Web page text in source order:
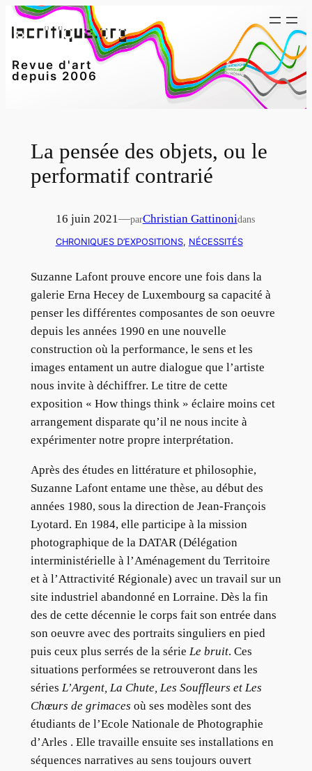
Aller
au
Revue d'art
depuis 2006
La pensée des objets, ou le
performatif contrarié
16 juin 2021—parChristian Gattinonidans
CHRONIQUES D’EXPOSITIONS, NÉCESSITÉS
Suzanne Lafont prouve encore une fois dans la
galerie Erna Hecey de Luxembourg sa capacité à
penser les différentes composantes de son oeuvre
depuis les années 1990 en une nouvelle
construction où la performance, le sens et les
images entament un autre dialogue que l’artiste
nous invite à déchiffrer. Le titre de cette
exposition « How things think » éclaire moins cet
arrangement disparate qu’il ne nous incite à
expérimenter notre propre interprétation.
Après des études en littérature et philosophie,
Suzanne Lafont entame une thèse, au début des
années 1980, sous la direction de Jean-François
Lyotard. En 1984, elle participe à la mission
photographique de la DATAR (Délégation
interministérielle à l’Aménagement du Territoire
et à l’Attractivité Régionale) avec un travail sur un
site industriel abandonné en Lorraine. Dès la fin
des de cette décennie le corps fait son entrée dans
son oeuvre avec des portraits singuliers en pied
puis ceux plus serrés de la série Le bruit. Ces
situations performées se retrouveront dans les
séries L’Argent, La Chute, Les Souffleurs et Les
Chœurs de grimaces où ses modèles sont des
étudiants de l’Ecole Nationale de Photographie
d’Arles . Elle travaille ensuite ses installations en
séquences narratives au sens toujours ouvert